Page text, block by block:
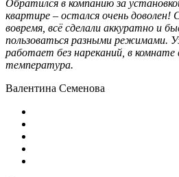
Обратился в компанию за
квартире – остался очень доволен!
вовремя, всё сделали аккуратно и
пользоваться разными режимами.
работает без нареканий, в комнате
температура.
Валентина Семенова